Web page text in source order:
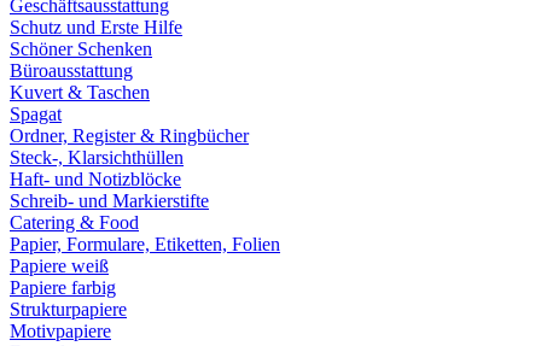
Geschäftsausstattung
Schutz und Erste Hilfe
Schöner Schenken
Büroausstattung
Kuvert & Taschen
Spagat
Ordner, Register & Ringbücher
Steck-, Klarsichthüllen
Haft- und Notizblöcke
Schreib- und Markierstifte
Catering & Food
Papier, Formulare, Etiketten, Folien
Papiere weiß
Papiere farbig
Strukturpapiere
Motivpapiere